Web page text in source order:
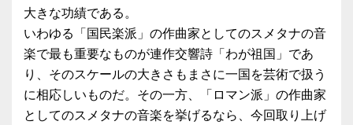
大きな功績である。
いわゆる「国民楽派」の作曲家としてのスメタナの音
楽で最も重要なものが連作交響詩「わが祖国」であ
り、そのスケールの大きさもまさに一国を芸術で扱う
に相応しいものだ。その一方、「ロマン派」の作曲家
としてのスメタナの音楽を挙げるなら、今回取り上げ